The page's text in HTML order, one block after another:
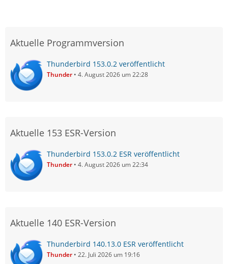
Aktuelle Programmversion
Thunderbird 153.0.2 veröffentlicht
Thunder 4. August 2026 um 22:28
Aktuelle 153 ESR-Version
Thunderbird 153.0.2 ESR veröffentlicht
Thunder 4. August 2026 um 22:34
Aktuelle 140 ESR-Version
Thunderbird 140.13.0 ESR veröffentlicht
Thunder 22. Juli 2026 um 19:16